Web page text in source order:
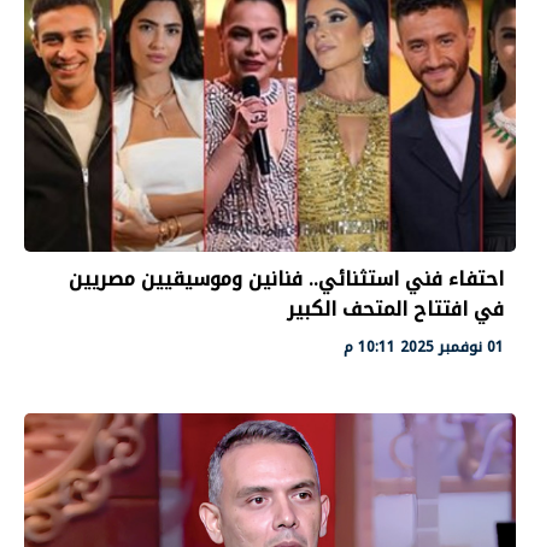
احتفاء فني استثنائي.. فنانين وموسيقيين مصريين
في افتتاح المتحف الكبير
01 نوفمبر 2025 10:11 م